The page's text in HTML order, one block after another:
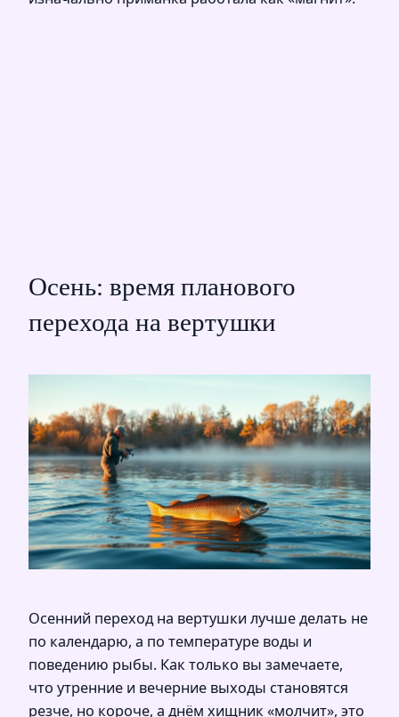
Осень: время планового
перехода на вертушки
Осенний переход на вертушки лучше делать не
по календарю, а по температуре воды и
поведению рыбы. Как только вы замечаете,
что утренние и вечерние выходы становятся
резче, но короче, а днём хищник «молчит», это